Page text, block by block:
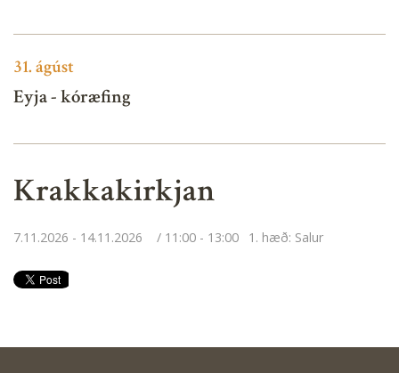
31.ágúst
Eyja - kóræfing
Krakkakirkjan
7.11.2026 - 14.11.2026 11:00 - 13:00 1. hæð: Salur